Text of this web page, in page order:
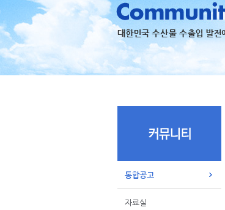
조직도
회원명부
유관기관·사업
통합공고
자료실